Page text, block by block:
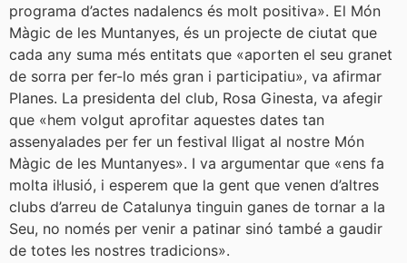
programa d’actes nadalencs és molt positiva». El Món
Màgic de les Muntanyes, és un projecte de ciutat que
cada any suma més entitats que «aporten el seu granet
de sorra per fer-lo més gran i participatiu», va afirmar
Planes. La presidenta del club, Rosa Ginesta, va afegir
que «hem volgut aprofitar aquestes dates tan
assenyalades per fer un festival lligat al nostre Món
Màgic de les Muntanyes». I va argumentar que «ens fa
molta il·lusió, i esperem que la gent que venen d’altres
clubs d’arreu de Catalunya tinguin ganes de tornar a la
Seu, no només per venir a patinar sinó també a gaudir
de totes les nostres tradicions».